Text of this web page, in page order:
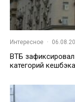
Интересное ·
ВТБ
категорий кешбэка